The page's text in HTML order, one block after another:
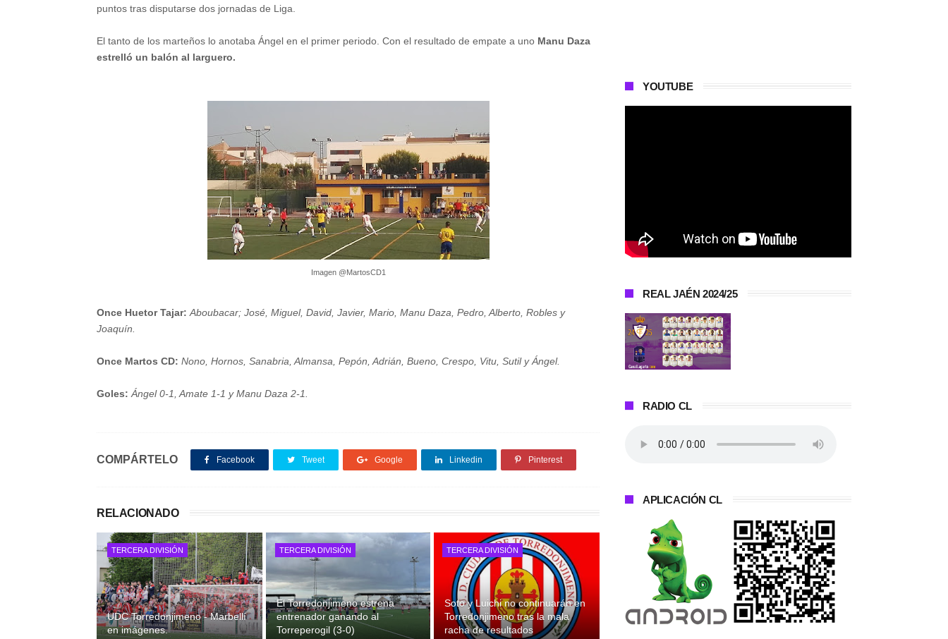
puntos tras disputarse dos jornadas de Liga.
El tanto de los marteños lo anotaba Ángel en el primer periodo. Con el resultado de empate a uno Manu Daza
estrelló un balón al larguero.
Imagen @MartosCD1
Once Huetor Tajar: Aboubacar; José, Miguel, David, Javier, Mario, Manu Daza, Pedro, Alberto, Robles y
Joaquín.
Once Martos CD: Nono, Hornos, Sanabria, Almansa, Pepón, Adrián, Bueno, Crespo, Vitu, Sutil y Ángel.
Goles: Ángel 0-1, Amate 1-1 y Manu Daza 2-1.
COMPÁRTELO Facebook Tweet Google Linkedin Pinterest
RELACIONADO
TERCERA DIVISIÓN
UDC Torredonjimeno - Marbellí
en imágenes.
TERCERA DIVISIÓN
El Torredonjimeno estrena
entrenador ganando al
Torreperogil (3-0)
TERCERA DIVISIÓN
Soto y Luichi no continuarán en
Torredonjimeno tras la mala
racha de resultados
YOUTUBE
REAL JAÉN 2024/25
RADIO CL
APLICACIÓN CL